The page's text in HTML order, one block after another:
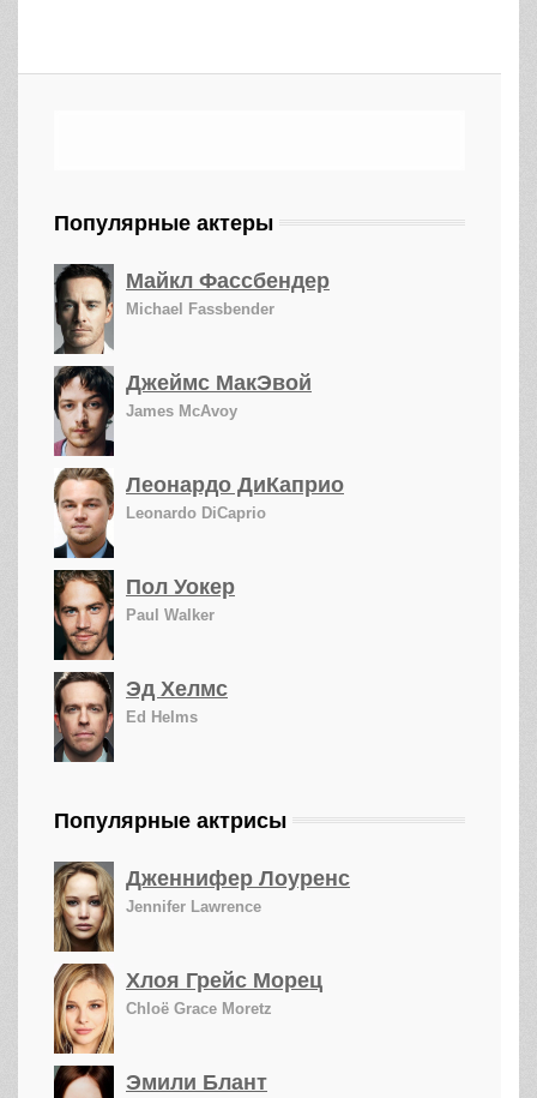
Популярные актеры
Майкл Фассбендер
Michael Fassbender
Джеймс МакЭвой
James McAvoy
Леонардо ДиКаприо
Leonardo DiCaprio
Пол Уокер
Paul Walker
Эд Хелмс
Ed Helms
Популярные актрисы
Дженнифер Лоуренс
Jennifer Lawrence
Хлоя Грейс Морец
Chloë Grace Moretz
Эмили Блант